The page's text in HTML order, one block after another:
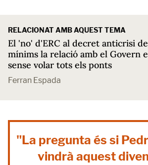
RELACIONAT AMB AQUEST TEMA
El 'no' d'ERC al decret anticrisi
mínims la relació amb el Govern
sense volar tots els ponts
Ferran Espada
"La pregunta és si
vindrà aquest